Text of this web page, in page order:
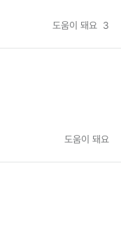
도움이 돼요 3
도움이 돼요